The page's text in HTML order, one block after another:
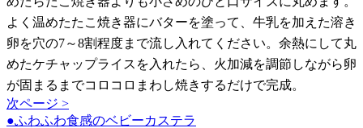
よく温めたたこ焼き器にバターを塗って、牛乳を加えた溶き
卵を穴の7～8割程度まで流し入れてください。余熱にして丸
めたケチャップライスを入れたら、火加減を調節しながら卵
が固まるまでコロコロまわし焼きするだけで完成。
次ページ >
●ふわふわ食感のベビーカステラ